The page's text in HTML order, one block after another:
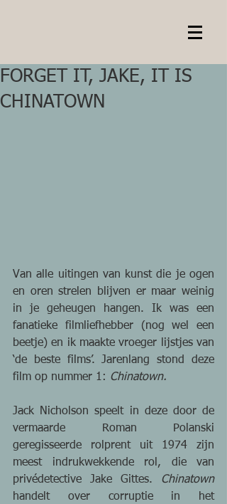
FORGET IT, JAKE, IT IS
CHINATOWN
Van alle uitingen van kunst die je ogen
en oren strelen blijven er maar weinig
in je geheugen hangen. Ik was een
fanatieke filmliefhebber (nog wel een
beetje) en ik maakte vroeger lijstjes van
‘de beste films’. Jarenlang stond deze
film op nummer 1: Chinatown.
Jack Nicholson speelt in deze door de
vermaarde Roman Polanski
geregisseerde rolprent uit 1974 zijn
meest indrukwekkende rol, die van
privédetective Jake Gittes. Chinatown
handelt over corruptie in het